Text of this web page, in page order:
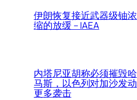
伊朗恢复接近武器级铀浓
缩的放缓 – IAEA
内塔尼亚胡称必须摧毁哈
马斯，以色列对加沙发动
更多袭击